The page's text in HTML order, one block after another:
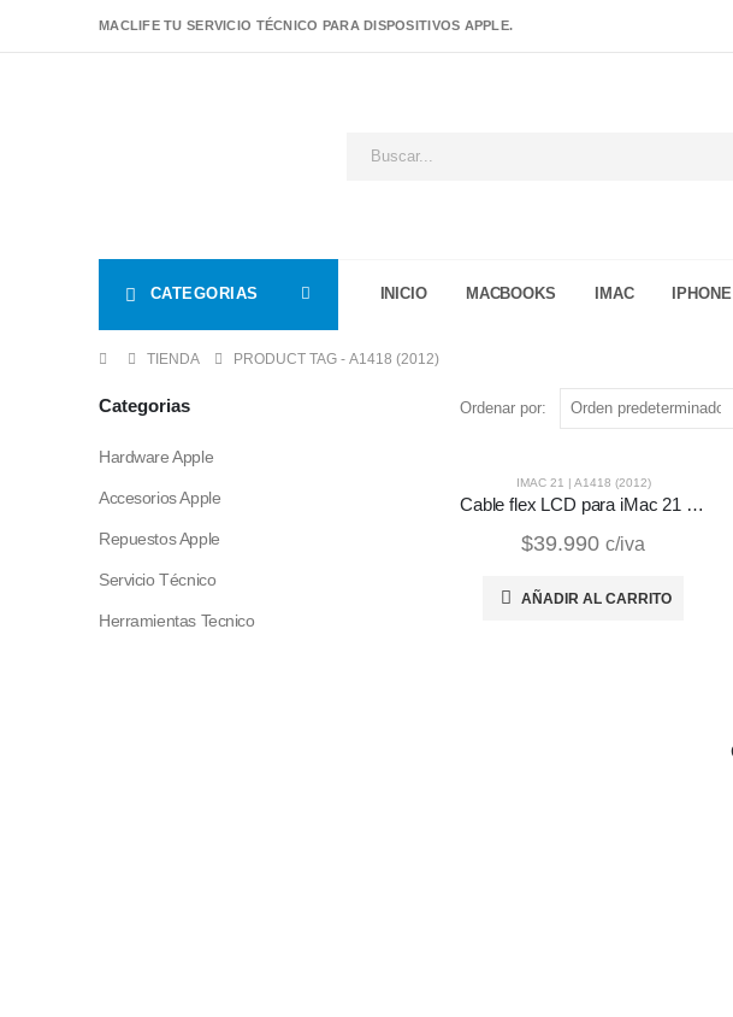
MACLIFE TU SERVICIO TÉCNICO PARA DISPOSITIVOS APPLE.
CATEGORIAS INICIO MACBOOKS IMAC IPHONE
TIENDA PRODUCT TAG - A1418 (2012)
Ordenar por:
IMAC 21 | A1418 (2012)
Cable flex LCD para iMac 21 | A1418 (2012)
$39.990 c/iva
AÑADIR AL CARRITO
Categorias
Hardware Apple
Accesorios Apple
Repuestos Apple
Servicio Técnico
Herramientas Tecnico